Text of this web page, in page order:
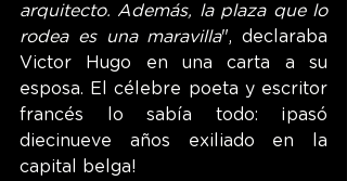
arquitecto. Además, la plaza que lo
rodea es una maravilla", declaraba
Victor Hugo en una carta a su
esposa. El célebre poeta y escritor
francés lo sabía todo: ¡pasó
diecinueve años exiliado en la
capital belga!